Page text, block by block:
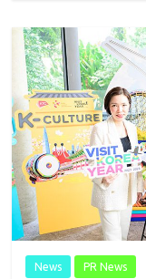
News PR News